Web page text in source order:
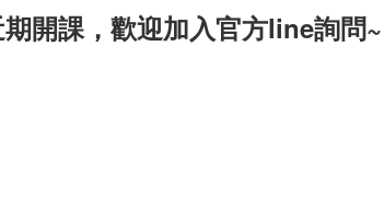
期開課，歡迎加入官方line詢問~